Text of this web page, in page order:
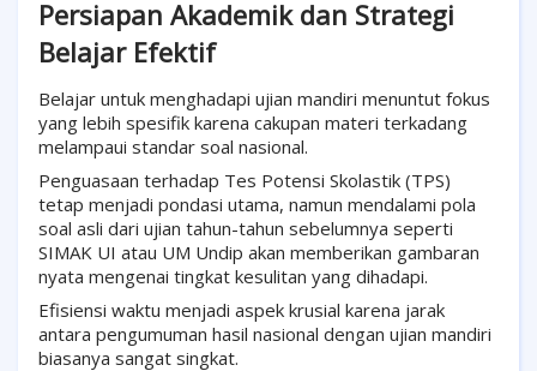
Persiapan Akademik dan Strategi
Belajar Efektif
Belajar untuk menghadapi ujian mandiri menuntut fokus
yang lebih spesifik karena cakupan materi terkadang
melampaui standar soal nasional.
Penguasaan terhadap Tes Potensi Skolastik (TPS)
tetap menjadi pondasi utama, namun mendalami pola
soal asli dari ujian tahun-tahun sebelumnya seperti
SIMAK UI atau UM Undip akan memberikan gambaran
nyata mengenai tingkat kesulitan yang dihadapi.
Efisiensi waktu menjadi aspek krusial karena jarak
antara pengumuman hasil nasional dengan ujian mandiri
biasanya sangat singkat.